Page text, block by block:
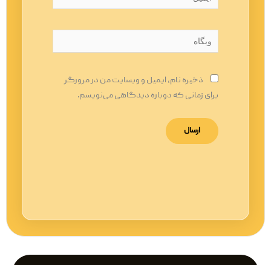
وبگاه
ذخیره نام، ایمیل و وبسایت من در مرورگر
برای زمانی که دوباره دیدگاهی می‌نویسم.